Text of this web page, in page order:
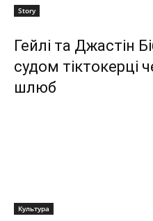
Story
Гейлі та Джастін
судом тіктокерці
шлюб
Культура